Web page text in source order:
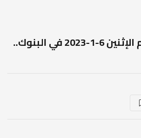
سعر الدولار اليوم الإثنين 6-1-2023 في البنوك..